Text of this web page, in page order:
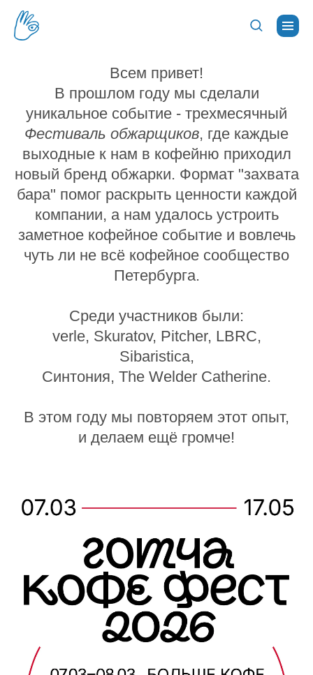
Всем привет!
В прошлом году мы сделали
уникальное событие - трехмесячный
Фестиваль обжарщиков, где каждые
выходные к нам в кофейню приходил
новый бренд обжарки. Формат "захвата
бара" помог раскрыть ценности каждой
компании, а нам удалось устроить
заметное кофейное событие и вовлечь
чуть ли не всё кофейное сообщество
Петербурга.
Среди участников были:
verle, Skuratov, Pitcher, LBRC,
Sibaristica,
Синтония, The Welder Catherine.
В этом году мы повторяем этот опыт,
и делаем ещё громче!